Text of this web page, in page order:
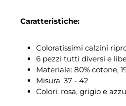
Caratteristiche:
Coloratissimi calzini
6 pezzi tutti diversi e
Materiale: 80% cotone,
Misura: 37 - 42
Colori: rosa, grigio e